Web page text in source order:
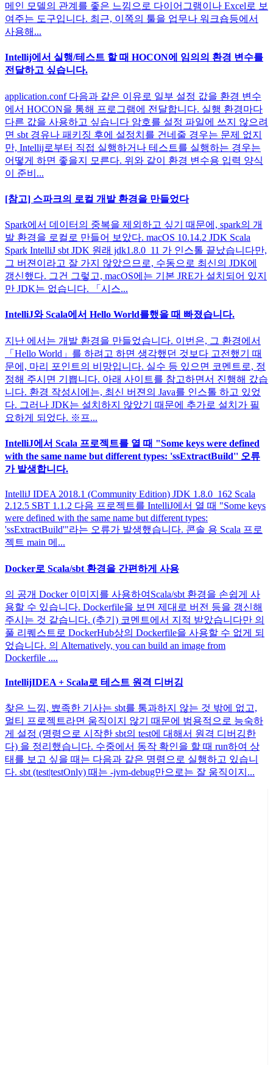
메인 모델의 관계를 좋은 느낌으로 다이어그램이나 Excel로 보
여주는 도구입니다. 최근, 이쪽의 툴을 업무나 워크숍등에서
사용해...
Intellij에서 실행/테스트 할 때 HOCON에 임의의 환경 변수를
전달하고 싶습니다.
application.conf 다음과 같은 이유로 일부 설정 값을 환경 변수
에서 HOCON을 통해 프로그램에 전달합니다. 실행 환경마다
다른 값을 사용하고 싶습니다 암호를 설정 파일에 쓰지 않으려
면 sbt 경유나 패키징 후에 설정치를 건네줄 경우는 문제 없지
만, Intellij로부터 직접 실행하거나 테스트를 실행하는 경우는
어떻게 하면 좋을지 모른다. 위와 같이 환경 변수용 입력 양식
이 준비...
[참고] 스파크의 로컬 개발 환경을 만들었다
Spark에서 데이터의 중복을 제외하고 싶기 때문에, spark의 개
발 환경을 로컬로 만들어 보았다. macOS 10.14.2 JDK Scala
Spark IntelliJ sbt JDK 원래 jdk1.8.0_11 가 인스톨 끝났습니다만,
그 버젼이라고 잘 가지 않았으므로, 수동으로 최신의 JDK에
갱신했다. 그건 그렇고, macOS에는 기본 JRE가 설치되어 있지
만 JDK는 없습니다. 「시스...
IntelliJ와 Scala에서 Hello World를했을 때 빠졌습니다.
지난 에서는 개발 환경을 만들었습니다. 이번은, 그 환경에서
「Hello World」를 하려고 하면 생각했던 것보다 고전했기 때
문에, 마리 포인트의 비망입니다. 실수 등 있으면 코멘트로, 정
정해 주시면 기쁩니다. 아래 사이트를 참고하면서 진행해 갔습
니다. 환경 작성시에는, 최신 버젼의 Java를 인스톨 하고 있었
다. 그러나 JDK는 설치하지 않았기 때문에 추가로 설치가 필
요하게 되었다. ※프...
IntelliJ에서 Scala 프로젝트를 열 때 "Some keys were defined
with the same name but different types: 'ssExtractBuild'' 오류
가 발생합니다.
IntelliJ IDEA 2018.1 (Community Edition) JDK 1.8.0_162 Scala
2.12.5 SBT 1.1.2 다음 프로젝트를 IntelliJ에서 열 때 "Some keys
were defined with the same name but different types:
'ssExtractBuild'"라는 오류가 발생했습니다. 콘솔 용 Scala 프로
젝트 main 메...
Docker로 Scala/sbt 환경을 간편하게 사용
의 공개 Docker 이미지를 사용하여Scala/sbt 환경을 손쉽게 사
용할 수 있습니다. Dockerfile을 보면 제대로 버전 등을 갱신해
주시는 것 같습니다. (추기) 코멘트에서 지적 받았습니다만 의
풀 리퀘스트로 DockerHub상의 Dockerfile을 사용할 수 없게 되
었습니다. 의 Alternatively, you can build an image from
Dockerfile ....
IntellijIDEA + Scala로 테스트 원격 디버깅
찾은 느낌, 뾰족한 기사는 sbt를 통과하지 않는 것 밖에 없고,
멀티 프로젝트라면 움직이지 않기 때문에 범용적으로 능숙하
게 설정 (명령으로 시작한 sbt의 test에 대해서 원격 디버깅한
다) 을 정리했습니다. 수중에서 동작 확인을 할 때 run하여 상
태를 보고 싶을 때는 다음과 같은 명령으로 실행하고 있습니
다. sbt (test|testOnly) 때는 -jvm-debug만으로는 잘 움직이지...